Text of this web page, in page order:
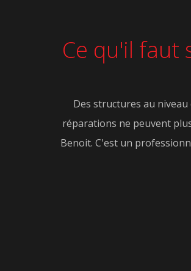
Ce qu'il faut
Des structures au
réparations ne peuvent
Benoit. C'est un